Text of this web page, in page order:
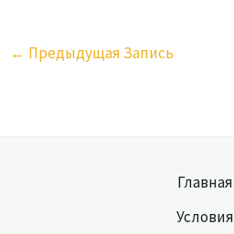
← Предыдущая Запись
Главная
Условия